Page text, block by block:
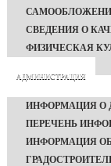
СВЕДЕНИЯ О
ФИЗИЧЕСКАЯ
АДМИНИСТРАЦИЯ
ИНФОРМАЦИЯ О
ПЕРЕЧЕНЬ
ИНФОРМАЦИЯ